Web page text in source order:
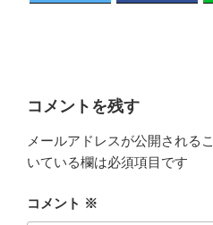
コメントを残す
メールアドレスが公開される
いている欄は必須項目です
コメント ※